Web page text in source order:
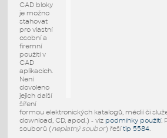
CAD bloky
je možno
stahovat
pro vlastní
osobní a
firemní
použití v
CAD
aplikacích.
Není
dovoleno
jejich další
šíření
formou elektronických katalogů, médií či
download, CD, apod.) - viz podmínky použití.
souborů (neplatný soubor) řešítip 5584.